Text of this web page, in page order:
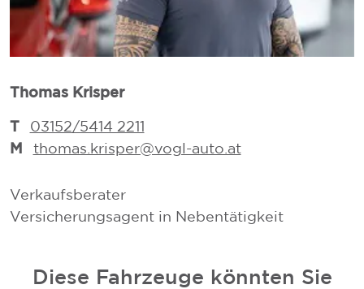
Thomas Krisper
T 03152/5414 2211
M thomas.krisper@vogl-auto.at
Verkaufsberater
Versicherungsagent in Nebentätigkeit
Diese Fahrzeuge könnten Sie